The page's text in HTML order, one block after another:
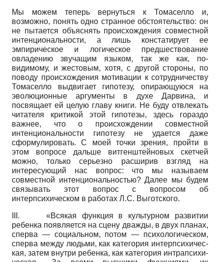
Мы можем теперь вернуться к Томаселло и,
возможно, понять одно странное обстоятельство: он
не пытается объяснять происхождения совместной
ин­тенциональности, а лишь констатирует ее
эмпирическое и логическое предшествование
овладению звучащим языком, так же как, по-
видимому, и жесто­вым, хотя, с другой стороны, по
поводу происхождения мотивации к сотрудничеству
Томаселло выдвигает гипотезу, опирающуюся на
эволюционные аргументы в духе Дарвина, и
посвящает ей целую главу книги. Не буду отвлекать
читателя критикой этой гипотезы, здесь гораздо
важнее, что о происхождении совместной
интенциональности гипотезу не удается даже
сформулировать. С моей точки зрения, пройти в
этом вопросе дальше витгенштейновых скетчей
можно, только серьезно расширив взгляд на
интересующий нас вопрос: что мы называем
совместной интенциональностью? Далее мы будем
связывать этот вопрос с вопросом об
интерпсихическом в работах Л.С. Выготского.
III. «Всякая функция в культурном развитии
ребенка появляется на сцену дважды, в двух планах,
сперва — социальном, потом — психологическом,
сперва между людьми, как категория интерпсихичес­
кая, затем внутри ребенка, как категория интрапсихи-